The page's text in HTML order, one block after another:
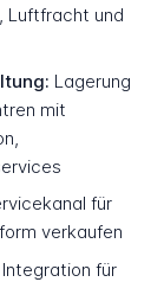
Luftfracht und
Lagerung
mit
für
verkaufen
für